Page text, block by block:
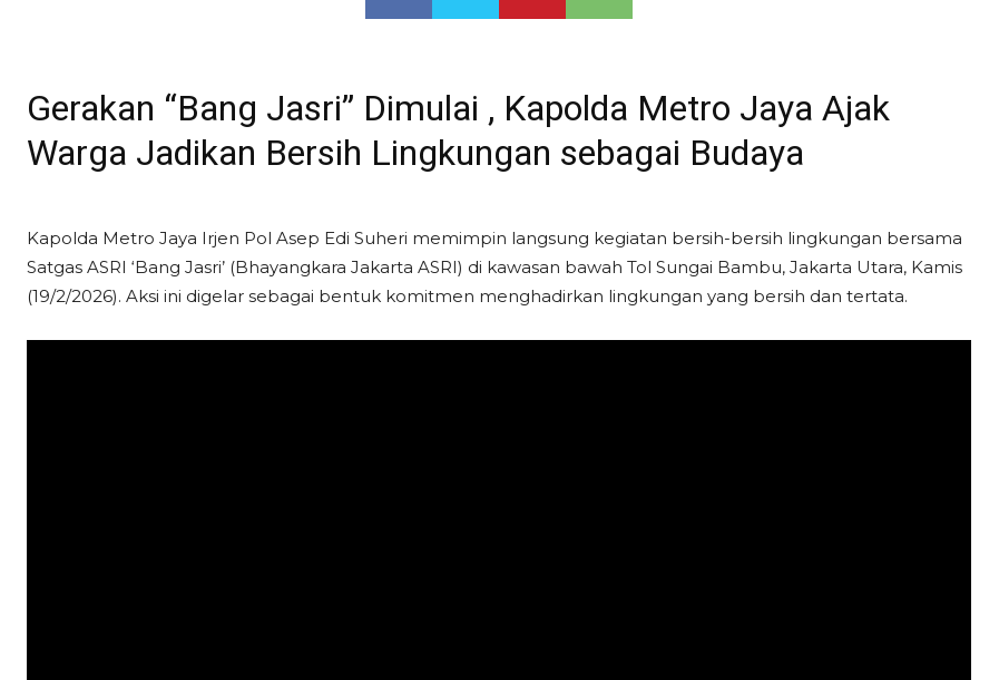
Gerakan “Bang Jasri” Dimulai , Kapolda Metro Jaya Ajak
Warga Jadikan Bersih Lingkungan sebagai Budaya
Kapolda Metro Jaya Irjen Pol Asep Edi Suheri memimpin langsung kegiatan bersih-bersih lingkungan bersama
Satgas ASRI ‘Bang Jasri’ (Bhayangkara Jakarta ASRI) di kawasan bawah Tol Sungai Bambu, Jakarta Utara, Kamis
(19/2/2026). Aksi ini digelar sebagai bentuk komitmen menghadirkan lingkungan yang bersih dan tertata.